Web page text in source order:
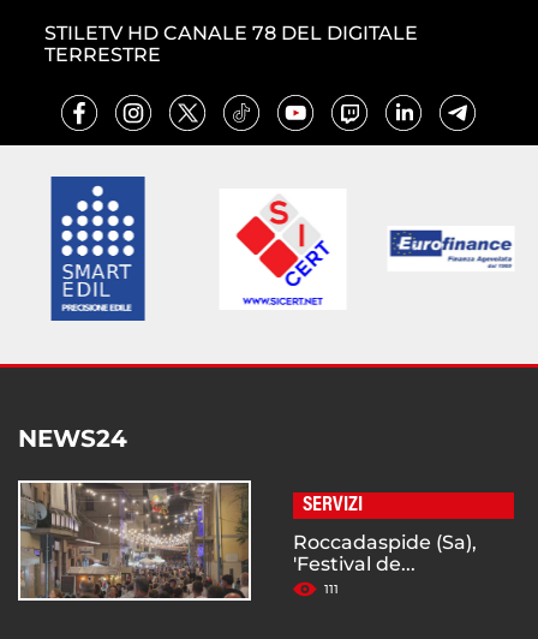
STILETV HD CANALE 78 DEL DIGITALE
TERRESTRE
NEWS24
SERVIZI
Roccadaspide (Sa),
'Festival de...
111